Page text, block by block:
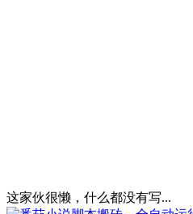
这家伙很懒，什么都没有写...